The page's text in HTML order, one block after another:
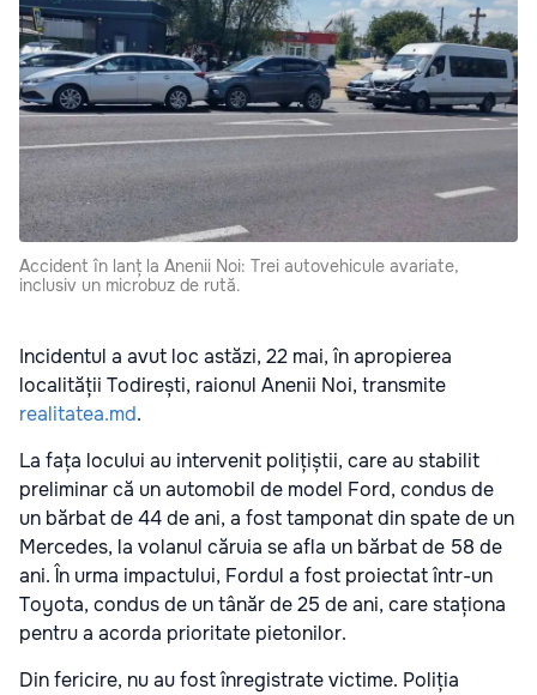
Accident în lanț la Anenii Noi: Trei autovehicule avariate,
inclusiv un microbuz de rută.
Incidentul a avut loc astăzi, 22 mai, în apropierea
localității Todirești, raionul Anenii Noi, transmite
realitatea.md.
La fața locului au intervenit polițiștii, care au stabilit
preliminar că un automobil de model Ford, condus de
un bărbat de 44 de ani, a fost tamponat din spate de un
Mercedes, la volanul căruia se afla un bărbat de 58 de
ani. În urma impactului, Fordul a fost proiectat într-un
Toyota, condus de un tânăr de 25 de ani, care staționa
pentru a acorda prioritate pietonilor.
Din fericire, nu au fost înregistrate victime. Poliția